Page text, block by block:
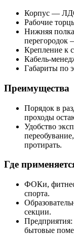
Корпус —
Рабочие
Нижняя
перегородок
Крепление к
Кабель-
Габариты по
Преимущества
Порядок в
проходы
Удобство
протирать.
Где
ФОКи,
спорта.
секции.
Предприятия:
бытовые